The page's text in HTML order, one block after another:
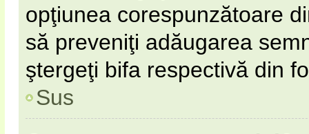
opţiunea corespunzătoare
să preveniţi adăugarea
ştergeţi bifa respectivă din
Sus